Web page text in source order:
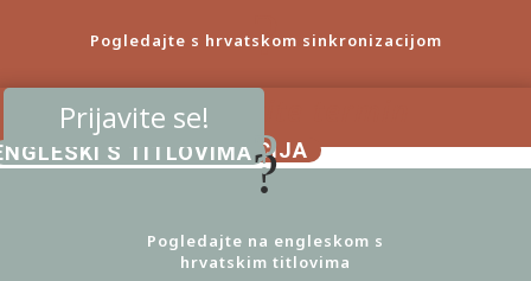
?
2. Odaberite termin
SINKRONIZACIJA
S TITLOVIMA?
Pogledajte s hrvatskom sinkronizacijom
Prijavite se!
?
Pogledajte na engleskom s
hrvatskim titlovima